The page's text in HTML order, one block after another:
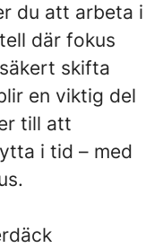
du att arbeta i
där fokus
skifta
en viktig del
till att
i tid – med